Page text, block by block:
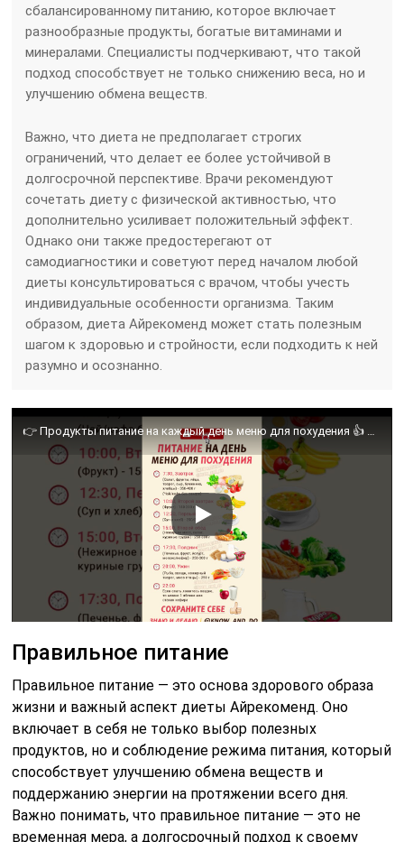
сбалансированному питанию, которое включает
разнообразные продукты, богатые витаминами и
минералами. Специалисты подчеркивают, что такой
подход способствует не только снижению веса, но и
улучшению обмена веществ.
Важно, что диета не предполагает строгих
ограничений, что делает ее более устойчивой в
долгосрочной перспективе. Врачи рекомендуют
сочетать диету с физической активностью, что
дополнительно усиливает положительный эффект.
Однако они также предостерегают от
самодиагностики и советуют перед началом любой
диеты консультироваться с врачом, чтобы учесть
индивидуальные особенности организма. Таким
образом, диета Айрекоменд может стать полезным
шагом к здоровью и стройности, если подходить к ней
разумно и осознанно.
Правильное питание
Правильное питание — это основа здорового образа
жизни и важный аспект диеты Айрекоменд. Оно
включает в себя не только выбор полезных
продуктов, но и соблюдение режима питания, который
способствует улучшению обмена веществ и
поддержанию энергии на протяжении всего дня.
Важно понимать, что правильное питание — это не
временная мера, а долгосрочный подход к своему